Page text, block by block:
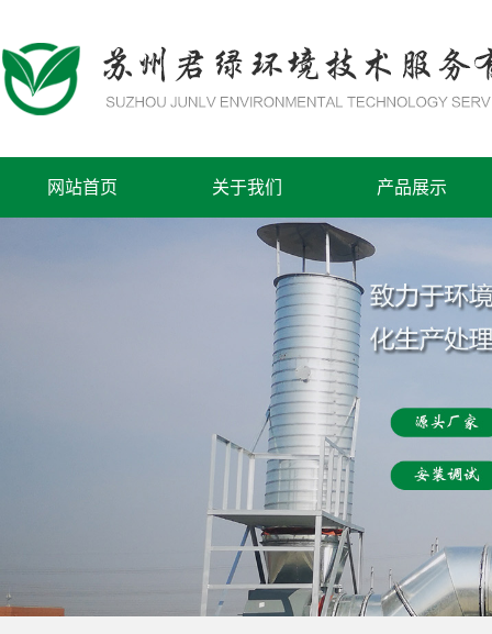
网站首页 关于我们 产品展示